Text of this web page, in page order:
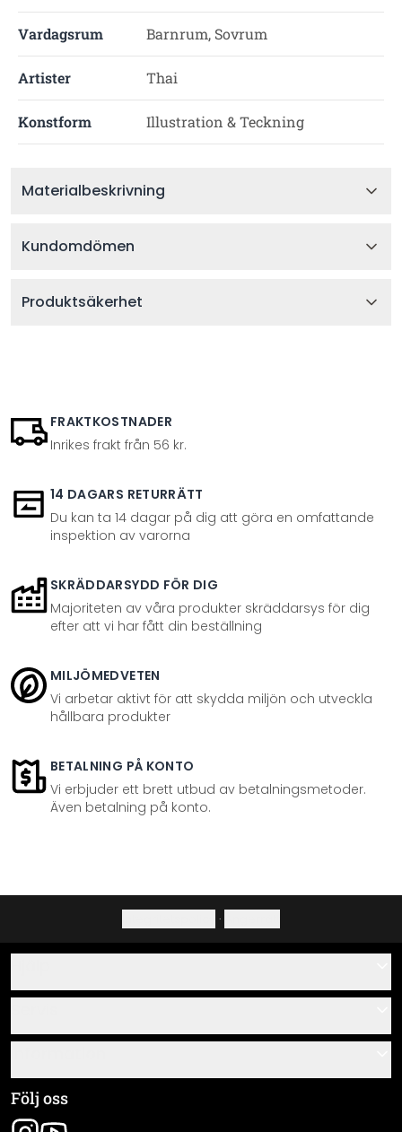
Vardagsrum Barnrum, Sovrum
Artister Thai
Konstform Illustration & Teckning
Materialbeskrivning
Kundomdömen
Produktsäkerhet
FRAKTKOSTNADER
Inrikes frakt från 56 kr.
14 DAGARS RETURRÄTT
Du kan ta 14 dagar på dig att göra en omfattande
inspektion av varorna
SKRÄDDARSYDD FÖR DIG
Majoriteten av våra produkter skräddarsys för dig
efter att vi har fått din beställning
MILJÖMEDVETEN
Vi arbetar aktivt för att skydda miljön och utveckla
hållbara produkter
BETALNING PÅ KONTO
Vi erbjuder ett brett utbud av betalningsmetoder.
Även betalning på konto.
·
Om oss
Materialöversikt
Spåra leverans
Allmänna villkor
Företagsinformation
Följ oss